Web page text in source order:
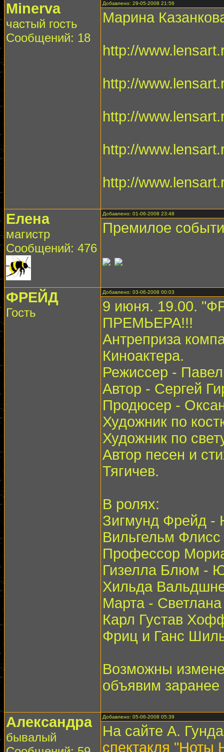
Minerva
частый гость
Сообщений: 18
Добавлено: 29-05-2008 21:56
Марина
http://
http://
http://
http://
http://
Елена
магистр
Сообщений: 476
Добавлено: 01-06-2008 23:48
Премилое
ФРЕЙД
Гость
Добавлено: 03-06-2008 00:03
9 июня. 19.00.
ПРЕМЬЕРА!!!
Антреприза
Киноактера.
Режиссер -
Автор - Сергей
Продюсер -
Художник по
Художник по
Автор песен и
Тягичев.
В ролях:
Зигмунд Фрейд -
Вильгельм
Профессор
Гизелла Блюм -
Хильда
Марта -
Карл Густав
Фриц и Ганс
Возможны
объявим заранее
Александра
бывалый
Добавлено: 05-06-2008 05:39
На сайте А.
спектакля "Ноты